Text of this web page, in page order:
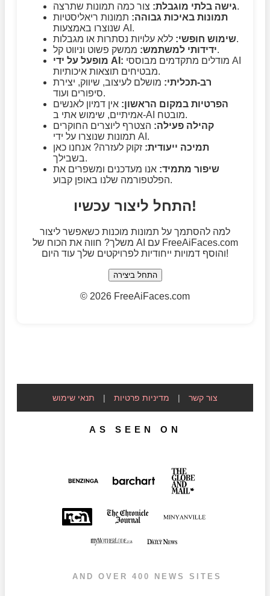
גישה בלתי מוגבלת:צור כמה תמונות שתרצה.
תמונות באיכות גבוהה: תמונות ריאליסטיות
שנוצרו באמצעות AI.
שימוש חופשי:ללא עלויות נסתרות או מגבלות.
ידידותי למשתמש:ממשק פשוט וניווט קל.
מופעל על ידי AI:
מבטיחים תוצאות איכותיות.
רב-תכליתי: מושלם לעיצוב, שיווק, יצירת
סיפורים ועוד.
הפרטיות במקום הראשון: אין דמיון לאנשים
אמיתיים, שימוש אתי ב-AI מובטח.
קהילה פעילה: הצטרף ליוצרים החוקרים
תמונות שנוצרו על ידי AI.
תמיכה ייעודית: זקוק לעזרה? אנחנו כאן
בשבילך.
שיפור מתמיד: אנו מעדכנים ומשפרים את
הפלטפורמה שלנו באופן קבוע.
התחל ליצור עכשיו!
למה להסתמך על תמונות מוכנות כשאפשר ליצור
משלך? חווה את הכוח של AI עם FreeAiFaces.com
והוסף דמויות ייחודיות לפרויקטים שלך עוד היום!
התחל ביצירה
© 2026 FreeAiFaces.com
צור קשר | מדיניות פרטיות | תנאי שימוש
AS SEEN ON
AND OVER 400 NEWS SITES